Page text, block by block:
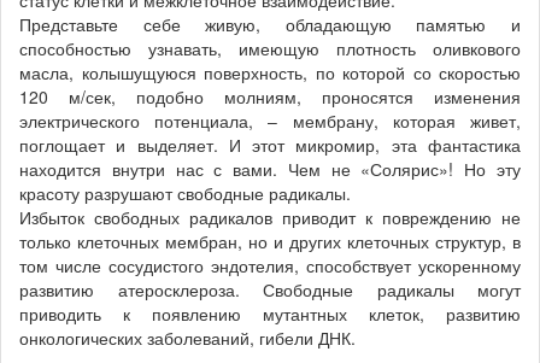
Представьте себе живую, обладающую памятью и
способностью узнавать, имеющую плотность оливкового
масла, колышущуюся поверхность, по которой со скоростью
120 м/сек, подобно молниям, проносятся изменения
электрического потенциала, – мембрану, которая живет,
поглощает и выделяет. И этот микромир, эта фантастика
находится внутри нас с вами. Чем не «Солярис»! Но эту
красоту разрушают свободные радикалы.
Избыток свободных радикалов приводит к повреждению не
только клеточных мембран, но и других клеточных структур, в
том числе сосудистого эндотелия, способствует ускоренному
развитию атеросклероза. Свободные радикалы могут
приводить к появлению мутантных клеток, развитию
онкологических заболеваний, гибели ДНК.